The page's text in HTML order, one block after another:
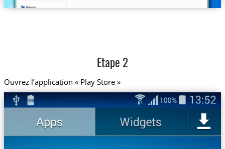
Etape 2
Ouvrez l’application « Play Store »